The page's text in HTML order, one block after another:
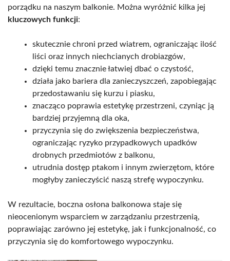
porządku na naszym balkonie. Można wyróżnić kilka jej
kluczowych funkcji:
skutecznie chroni przed wiatrem, ograniczając ilość
liści oraz innych niechcianych drobiazgów,
dzięki temu znacznie łatwiej dbać o czystość,
działa jako bariera dla zanieczyszczeń, zapobiegając
przedostawaniu się kurzu i piasku,
znacząco poprawia estetykę przestrzeni, czyniąc ją
bardziej przyjemną dla oka,
przyczynia się do zwiększenia bezpieczeństwa,
ograniczając ryzyko przypadkowych upadków
drobnych przedmiotów z balkonu,
utrudnia dostęp ptakom i innym zwierzętom, które
mogłyby zanieczyścić naszą strefę wypoczynku.
W rezultacie, boczna osłona balkonowa staje się
nieocenionym wsparciem w zarządzaniu przestrzenią,
poprawiając zarówno jej estetykę, jak i funkcjonalność, co
przyczynia się do komfortowego wypoczynku.